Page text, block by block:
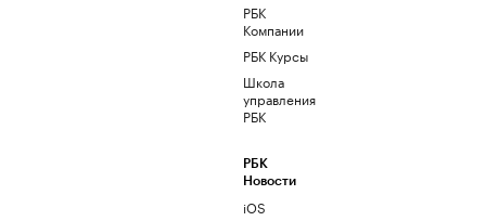
РБК
Компании
РБК Курсы
Школа
управления
РБК
РБК
Новости
iOS